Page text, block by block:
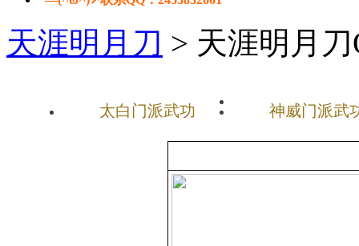
天涯明月刀 > 天涯明月
太白门派武功 神威门派武